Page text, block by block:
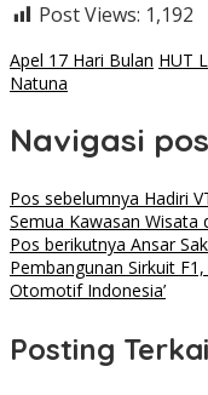
Post Views: 1,192
Apel 17 Hari Bulan HUT
Natuna
Navigasi pos
Pos sebelumnya Hadiri
Semua Kawasan Wisata
Pos berikutnya Ansar
Pembangunan Sirkuit
Otomotif Indonesia’
Posting